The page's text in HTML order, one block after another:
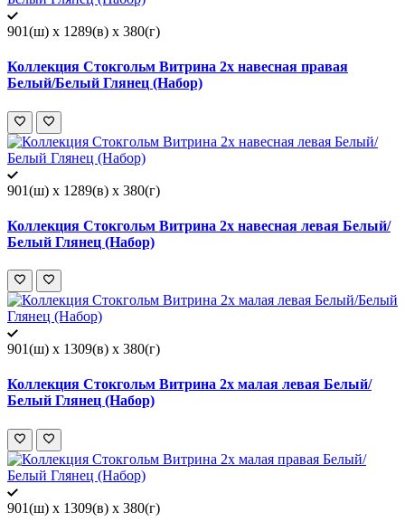
901(ш) x 1289(в) x 380(г)
Коллекция Стокгольм Витрина 2х навесная правая
Белый/Белый Глянец (Набор)
901(ш) x 1289(в) x 380(г)
Коллекция Стокгольм Витрина 2х навесная левая Белый/
Белый Глянец (Набор)
901(ш) x 1309(в) x 380(г)
Коллекция Стокгольм Витрина 2х малая левая Белый/
Белый Глянец (Набор)
901(ш) x 1309(в) x 380(г)